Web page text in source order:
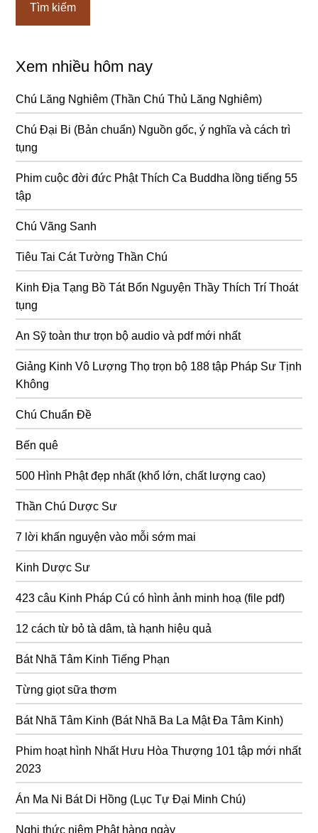
Xem nhiều hôm nay
Chú Lăng Nghiêm (Thần Chú Thủ Lăng Nghiêm)
Chú Đại Bi (Bản chuẩn) Nguồn gốc, ý nghĩa và cách trì
tụng
Phim cuộc đời đức Phật Thích Ca Buddha lồng tiếng 55
tập
Chú Vãng Sanh
Tiêu Tai Cát Tường Thần Chú
Kinh Địa Tạng Bồ Tát Bổn Nguyện Thầy Thích Trí Thoát
tụng
An Sỹ toàn thư trọn bộ audio và pdf mới nhất
Giảng Kinh Vô Lượng Thọ trọn bộ 188 tập Pháp Sư Tịnh
Không
Chú Chuẩn Đề
Bến quê
500 Hình Phật đẹp nhất (khổ lớn, chất lượng cao)
Thần Chú Dược Sư
7 lời khấn nguyện vào mỗi sớm mai
Kinh Dược Sư
423 câu Kinh Pháp Cú có hình ảnh minh hoạ (file pdf)
12 cách từ bỏ tà dâm, tà hạnh hiệu quả
Bát Nhã Tâm Kinh Tiếng Phạn
Từng giọt sữa thơm
Bát Nhã Tâm Kinh (Bát Nhã Ba La Mật Đa Tâm Kinh)
Phim hoạt hình Nhất Hưu Hòa Thượng 101 tập mới nhất
2023
Án Ma Ni Bát Di Hồng (Lục Tự Đại Minh Chú)
Nghi thức niệm Phật hàng ngày